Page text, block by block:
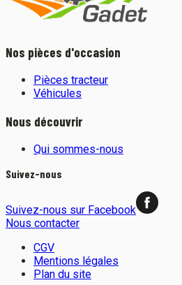
Nos pièces d'occasion
Pièces tracteur
Véhicules
Nous découvrir
Qui sommes-nous
Suivez-nous
Suivez-nous sur Facebook
Nous contacter
CGV
Mentions légales
Plan du site